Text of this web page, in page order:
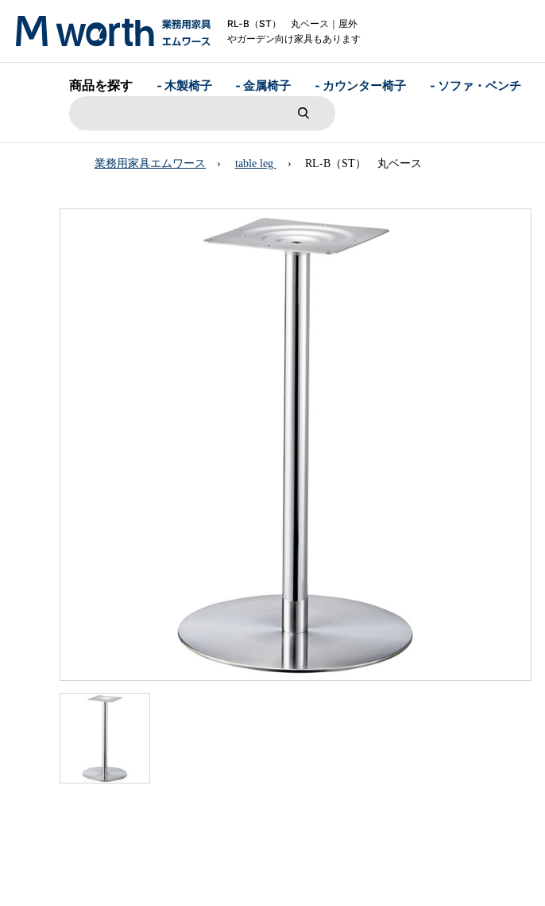
RL-B（ST） 丸ベース｜屋外
やガーデン向け家具もあります
商品を探す - 木製椅子 - 金属椅子 - カウンター椅子 - ソファ・ベンチ
業務用家具エムワース table leg RL-B（ST） 丸ベース